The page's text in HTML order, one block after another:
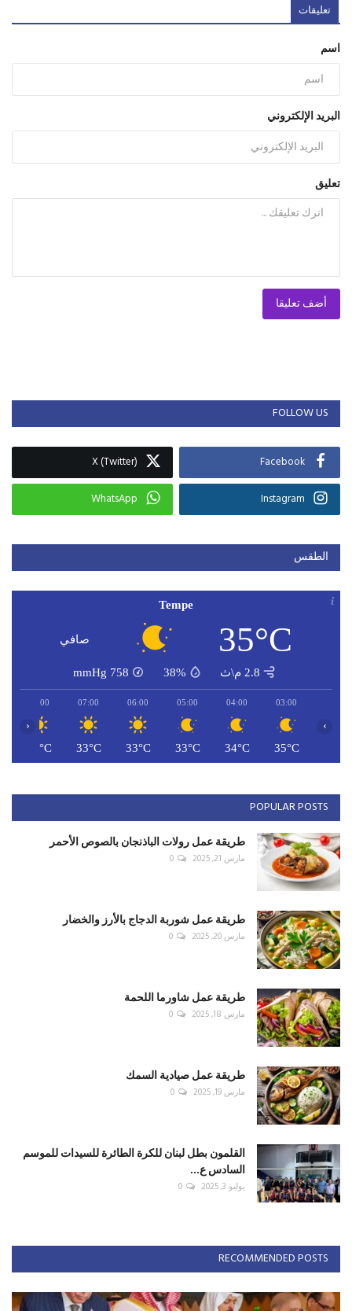
تعليقات
اسم
البريد الإلكتروني
تعليق
أضف تعليقا
FOLLOW US
Facebook
X (Twitter)
Instagram
WhatsApp
الطقس
Tempe
35°C صافي
2.8 م\ث 38%
758
mmHg
03:00
35°C
04:00
34°C
05:00
33°C
06:00
33°C
07:00
33°C
08:00
34°C
‹ ›
POPULAR POSTS
طريقة عمل رولات الباذنجان بالصوص الأحمر
مارس 21, 2025 0
طريقة عمل شوربة الدجاج بالأرز والخضار
مارس 20, 2025 0
طريقة عمل شاورما اللحمة
مارس 18, 2025 0
طريقة عمل صيادية السمك
مارس 19, 2025 0
القلمون بطل لبنان للكرة الطائرة للسيدات للموسم
السادس ع...
يوليو 3, 2025 0
RECOMMENDED POSTS